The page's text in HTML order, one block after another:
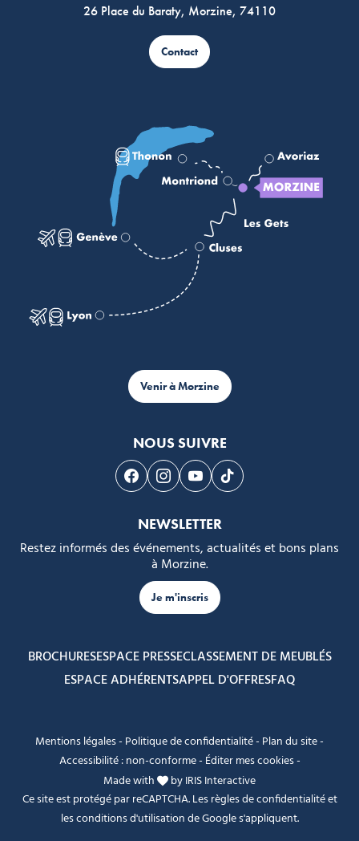
26 Place du Baraty, Morzine, 74110
Contact
Venir à Morzine
NOUS SUIVRE
Suivez-nous sur Facebook
Suivez-nous sur Instagram
Suivez-nous sur Youtube
Suivez-nous sur
NEWSLETTER
Restez informés des événements, actualités et bons plans
à Morzine.
Je m'inscris
BROCHURESESPACE PRESSECLASSEMENT DE MEUBLÉS
ESPACE ADHÉRENTSAPPEL D'OFFRESFAQ
Mentions légales- Politique de confidentialité- Plan du site-
Accessibilité : non-conforme- Éditer mes cookies-
Made with
byIRIS Interactive
Ce site est protégé par reCAPTCHA. Lesrègles de confidentialitéet
lesconditions d'utilisationde Google s'appliquent.